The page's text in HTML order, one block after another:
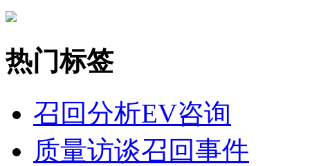
热门标签
召回分析EV咨询
质量访谈召回事件